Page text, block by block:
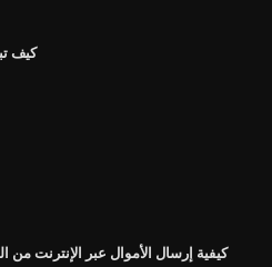
كيف
كيفية إرسال الأموال عبر الإنترنت من